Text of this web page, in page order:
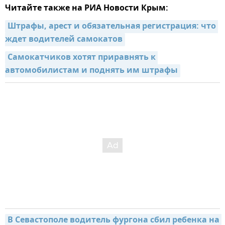
Читайте также на РИА Новости Крым:
Штрафы, арест и обязательная регистрация: что
ждет водителей самокатов
Самокатчиков хотят приравнять к
автомобилистам и поднять им штрафы
В Севастополе водитель фургона сбил ребенка на